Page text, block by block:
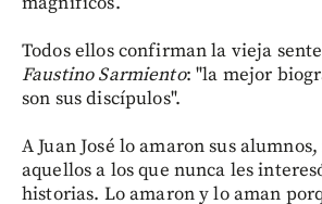
Todos ellos confirman la vieja
Faustino Sarmiento: "la mejor
son sus discípulos".
A Juan José lo amaron sus
aquellos a los que nunca les
historias. Lo amaron y lo aman